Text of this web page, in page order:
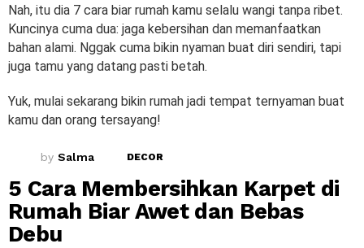
Nah, itu dia 7 cara biar rumah kamu selalu wangi tanpa ribet.
Kuncinya cuma dua: jaga kebersihan dan memanfaatkan
bahan alami. Nggak cuma bikin nyaman buat diri sendiri, tapi
juga tamu yang datang pasti betah.
Yuk, mulai sekarang bikin rumah jadi tempat ternyaman buat
kamu dan orang tersayang!
by Salma DECOR
5 Cara Membersihkan Karpet di
Rumah Biar Awet dan Bebas
Debu